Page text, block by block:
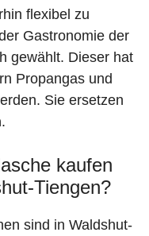
flexibel zu
Gastronomie der
gewählt. Dieser hat
Propangas und
Sie ersetzen
.
kaufen
Tiengen?
sind in Waldshut-